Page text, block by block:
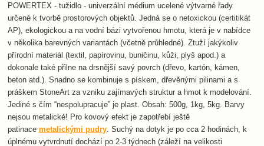
POWERTEX - tužidlo - univerzální médium ucelené výtvarné řady
určené k tvorbě prostorových objektů. Jedná se o netoxickou (certitikát
AP), ekologickou a na vodní bázi vytvořenou hmotu, která je v nabídce
v několika barevných variantách (včetně průhledné). Ztuží jakýkoliv
přírodní materiál (textil, papírovinu, buničinu, kůži, plyš apod.) a
dokonale také přilne na drsnější savý povrch (dřevo, kartón, kámen,
beton atd.). Snadno se kombinuje s pískem, dřevěnými pilinami a s
práškem StoneArt za vzniku zajímavých struktur a hmot k modelování.
Jediné s čím “nespolupracuje” je plast. Obsah: 500g, 1kg, 5kg. Barvy
nejsou metalické! Pro kovový efekt je zapotřebí ještě
patinacemetalickými pudry . Suchý na dotyk je po cca 2 hodinách, k
úplnému vytvrdnutí dochází po 2-3 týdnech (záleží na velikosti